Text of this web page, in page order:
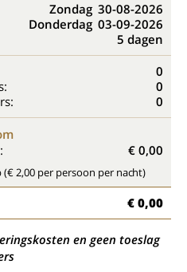
Zondag 30-08-2026
Donderdag 03-09-2026
5 dagen
0
0
0
€ 0,00
(€ 2,00 per persoon per nacht)
€ 0,00
en geen toeslag